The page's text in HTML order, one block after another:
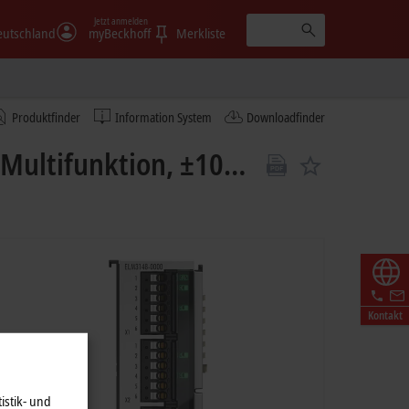
myBeckhoff
Jetzt anmelden
Merkliste
Produktfinder Information System Downloadfinder
Kontakt
Multifunktion, ±10…
und